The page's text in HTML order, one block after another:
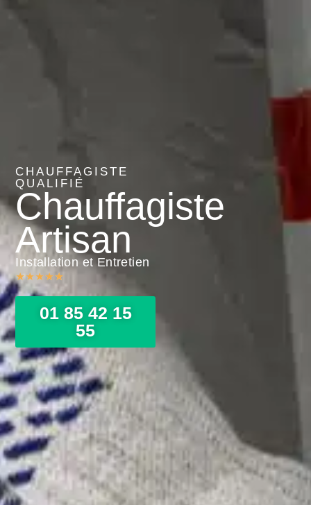
CHAUFFAGISTE
QUALIFIÉ
Chauffagiste
Artisan
Installation et Entretien
★★★★★
01 85 42 15
55